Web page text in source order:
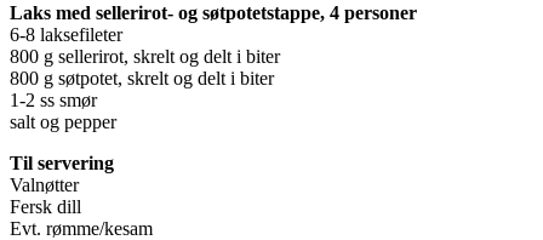
Laks med sellerirot- og søtpotetstappe, 4 personer
6-8 laksefileter
800 g sellerirot, skrelt og delt i biter
800 g søtpotet, skrelt og delt i biter
1-2 ss smør
salt og pepper
Til servering
Valnøtter
Fersk dill
Evt. rømme/kesam